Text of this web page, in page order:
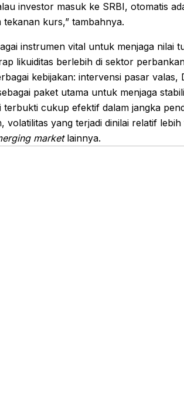
investor masuk ke SRBI, otomatis
kurs,” tambahnya.
instrumen vital untuk menjaga nilai
likuiditas berlebih di sektor
kebijakan: intervensi pasar
paket utama untuk menjaga
terbukti cukup efektif dalam jangka
volatilitas yang terjadi dinilai relatif
marketlainnya.